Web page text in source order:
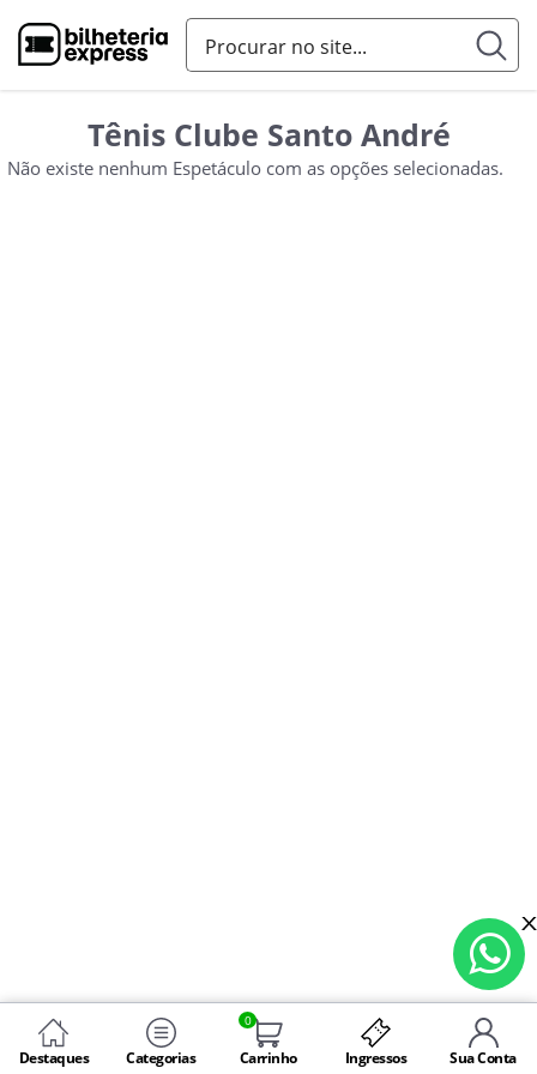
Destaques Categorias
0
Carrinho Ingressos Sua Conta
Tênis Clube Santo André
Não existe nenhum Espetáculo com as opções selecionadas.